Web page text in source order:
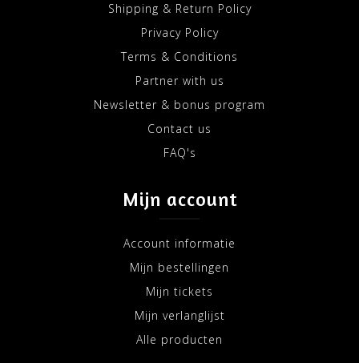
Shipping & Return Policy
Privacy Policy
Terms & Conditions
Partner with us
Newsletter & bonus program
Contact us
FAQ's
Mijn account
Account informatie
Mijn bestellingen
Mijn tickets
Mijn verlanglijst
Alle producten